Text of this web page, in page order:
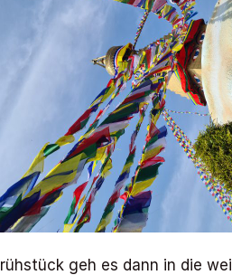
geh es dann in die